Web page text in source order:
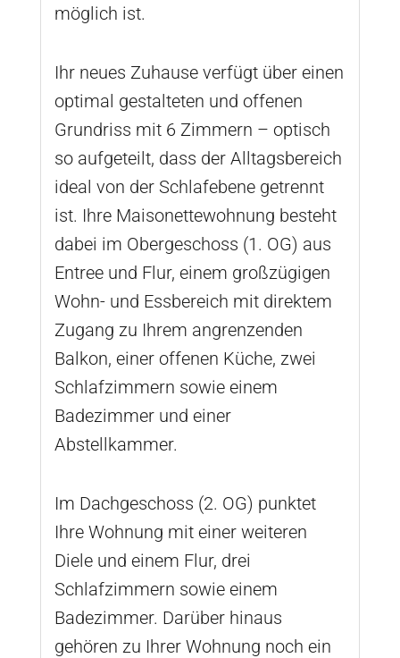
möglich ist.
Ihr neues Zuhause verfügt über einen
optimal gestalteten und offenen
Grundriss mit 6 Zimmern – optisch
so aufgeteilt, dass der Alltagsbereich
ideal von der Schlafebene getrennt
ist. Ihre Maisonettewohnung besteht
dabei im Obergeschoss (1. OG) aus
Entree und Flur, einem großzügigen
Wohn- und Essbereich mit direktem
Zugang zu Ihrem angrenzenden
Balkon, einer offenen Küche, zwei
Schlafzimmern sowie einem
Badezimmer und einer
Abstellkammer.
Im Dachgeschoss (2. OG) punktet
Ihre Wohnung mit einer weiteren
Diele und einem Flur, drei
Schlafzimmern sowie einem
Badezimmer. Darüber hinaus
gehören zu Ihrer Wohnung noch ein